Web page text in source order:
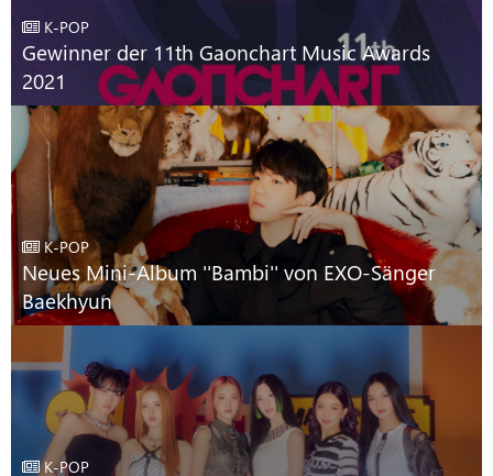
K-POP
Gewinner der 11th Gaonchart Music Awards
2021
K-POP
Neues Mini-Album ''Bambi'' von EXO-Sänger
Baekhyun
K-POP